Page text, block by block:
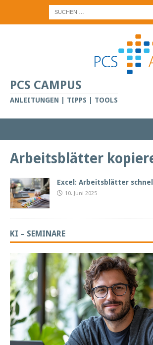
PCS CAMPUS
ANLEITUNGEN | TIPPS | TOOLS
Arbeitsblätter
Excel: Arbeitsblätter
10. Juni 2025
KI – SEMINARE